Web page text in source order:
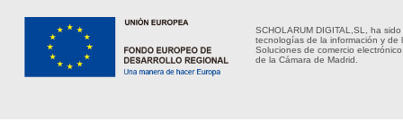
SCHOLARUM DIGITAL,SL, ha
tecnologías de la información y de
Soluciones de comercio
de la Cámara de Madrid.